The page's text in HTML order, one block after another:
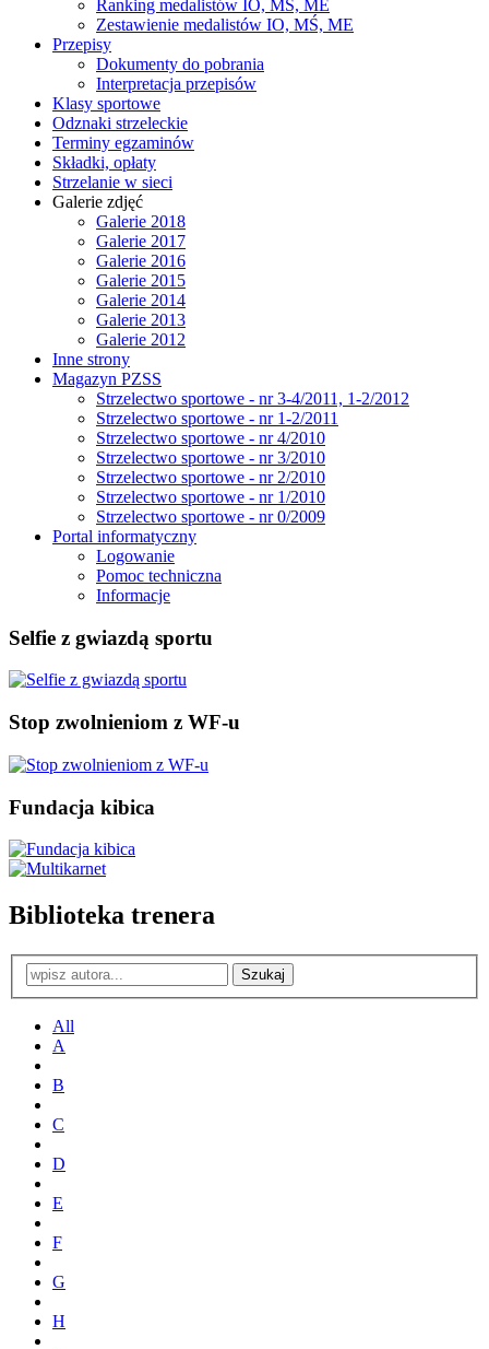
Ranking medalistów IO, MŚ, ME
Zestawienie medalistów IO, MŚ, ME
Przepisy
Dokumenty do pobrania
Interpretacja przepisów
Klasy sportowe
Odznaki strzeleckie
Terminy egzaminów
Składki, opłaty
Strzelanie w sieci
Galerie zdjęć
Galerie 2018
Galerie 2017
Galerie 2016
Galerie 2015
Galerie 2014
Galerie 2013
Galerie 2012
Inne strony
Magazyn PZSS
Strzelectwo sportowe - nr 3-4/2011, 1-2/2012
Strzelectwo sportowe - nr 1-2/2011
Strzelectwo sportowe - nr 4/2010
Strzelectwo sportowe - nr 3/2010
Strzelectwo sportowe - nr 2/2010
Strzelectwo sportowe - nr 1/2010
Strzelectwo sportowe - nr 0/2009
Portal informatyczny
Logowanie
Pomoc techniczna
Informacje
Selfie z gwiazdą sportu
Stop zwolnieniom z WF-u
Fundacja kibica
Biblioteka trenera
All
A
B
C
D
E
F
G
H